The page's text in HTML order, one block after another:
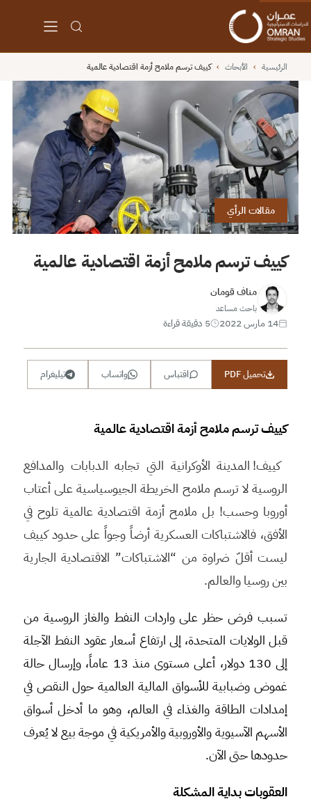
الرئيسية › الأبحاث › كييف ترسم ملامح أزمة اقتصادية عالمية
مقالات الرأي
كييف ترسم ملامح أزمة اقتصادية عالمية
مناف قومان
باحث مساعد
14 مارس 2022 5 دقيقة قراءة
تحميل PDF اقتباس واتساب تيليغرام
كييف ترسم ملامح أزمة اقتصادية عالمية
كييف! المدينة الأوكرانية التي تجابه الدبابات والمدافع
الروسية لا ترسم ملامح الخريطة الجيوسياسية على أعتاب
أوروبا وحسب! بل ملامح أزمة اقتصادية عالمية تلوح في
الأفق، فالاشتباكات العسكرية أرضاً وجواً على حدود كييف
ليست أقلّ ضراوة من “الاشتباكات” الاقتصادية الجارية
بين روسيا والعالم.
تسبب فرض حظر على واردات النفط والغاز الروسية من
قبل الولايات المتحدة، إلى ارتفاع أسعار عقود النفط الآجلة
إلى 130 دولار، أعلى مستوى منذ 13 عاماً، وإرسال حالة
غموض وضبابية للأسواق المالية العالمية حول النقص في
إمدادات الطاقة والغذاء في العالم، وهو ما أدخل أسواق
الأسهم الآسيوية والأوروبية والأمريكية في موجة بيع لا يُعرف
حدودها حتى الآن.
العقوبات بداية المشكلة